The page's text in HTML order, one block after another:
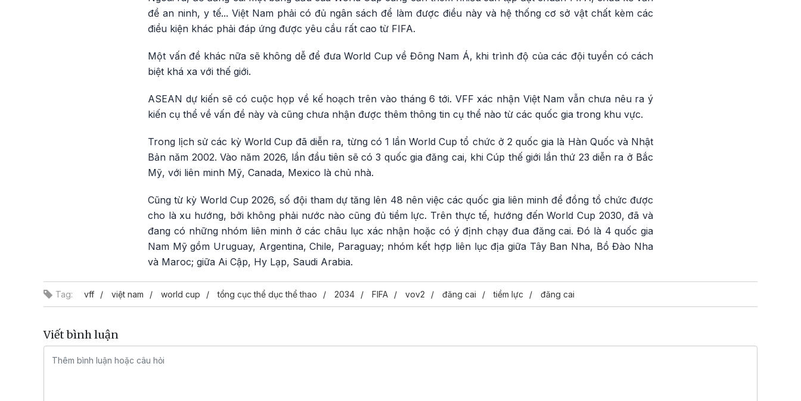
đề an ninh, y tế... Việt Nam phải có đủ ngân sách để làm được điều này và hệ thống cơ sở vật chất kèm các
điều kiện khác phải đáp ứng được yêu cầu rất cao từ FIFA.
Một vấn đề khác nữa sẽ không dễ để đưa World Cup về Đông Nam Á, khi trình độ của các đội tuyển có cách
biệt khá xa với thế giới.
ASEAN dự kiến sẽ có cuộc họp về kế hoạch trên vào tháng 6 tới. VFF xác nhận Việt Nam vẫn chưa nêu ra ý
kiến cụ thể về vấn đề này và cũng chưa nhận được thêm thông tin cụ thể nào từ các quốc gia trong khu vực.
Trong lịch sử các kỳ World Cup đã diễn ra, từng có 1 lần World Cup tổ chức ở 2 quốc gia là Hàn Quốc và Nhật
Bản năm 2002. Vào năm 2026, lần đầu tiên sẽ có 3 quốc gia đăng cai, khi Cúp thế giới lần thứ 23 diễn ra ở Bắc
Mỹ, với liên minh Mỹ, Canada, Mexico là chủ nhà.
Cũng từ kỳ World Cup 2026, số đội tham dự tăng lên 48 nên việc các quốc gia liên minh để đồng tổ chức được
cho là xu hướng, bởi không phải nước nào cũng đủ tiềm lực. Trên thực tế, hướng đến World Cup 2030, đã và
đang có những nhóm liên minh ở các châu lục xác nhận hoặc có ý định chạy đua đăng cai. Đó là 4 quốc gia
Nam Mỹ gồm Uruguay, Argentina, Chile, Paraguay; nhóm kết hợp liên lục địa giữa Tây Ban Nha, Bồ Đào Nha
và Maroc; giữa Ai Cập, Hy Lạp, Saudi Arabia.
Tag: vff việt nam world cup tổng cục thể dục thể thao 2034 FIFA vov2 đăng cai tiềm lực đăng cai
Viết bình luận